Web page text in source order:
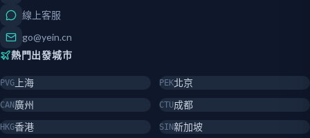
線上客服
go@yein.cn
熱門出發城市
PVG 上海 PEK北京
CAN 廣州 CTU成都
HKG香港 SIN新加坡